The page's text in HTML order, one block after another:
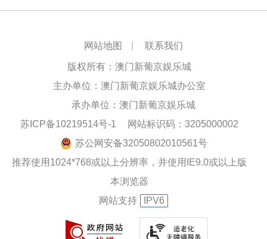
网站地图 联系我们
版权所有：澳门新葡京娱乐城
主办单位：澳门新葡京娱乐城办公室
承办单位：澳门新葡京娱乐城
苏ICP备10219514号-1
网站标识码：3205000002
苏公网安备32050802010561号
推荐使用1024*768或以上分辨率，并使用IE9.0或以上版
本浏览器
网站支持
IPV6